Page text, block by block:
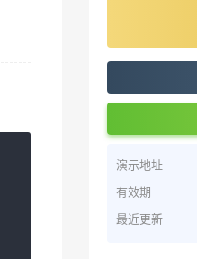
演示地址
有效期
最近更新